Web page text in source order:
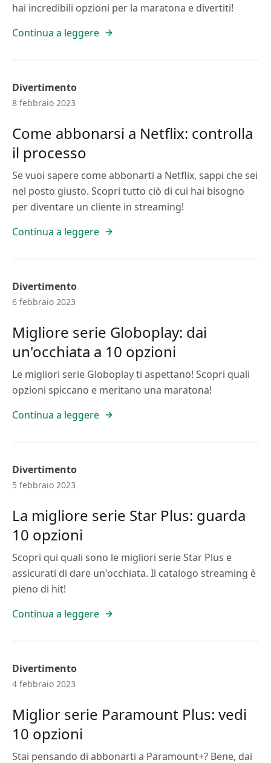
hai incredibili opzioni per la maratona e divertiti!
Continua a leggere
Divertimento
8 febbraio 2023
Come abbonarsi a Netflix: controlla
il processo
Se vuoi sapere come abbonarti a Netflix, sappi che sei
nel posto giusto. Scopri tutto ciò di cui hai bisogno
per diventare un cliente in streaming!
Continua a leggere
Divertimento
6 febbraio 2023
Migliore serie Globoplay: dai
un'occhiata a 10 opzioni
Le migliori serie Globoplay ti aspettano! Scopri quali
opzioni spiccano e meritano una maratona!
Continua a leggere
Divertimento
5 febbraio 2023
La migliore serie Star Plus: guarda
10 opzioni
Scopri qui quali sono le migliori serie Star Plus e
assicurati di dare un'occhiata. Il catalogo streaming è
pieno di hit!
Continua a leggere
Divertimento
4 febbraio 2023
Miglior serie Paramount Plus: vedi
10 opzioni
Stai pensando di abbonarti a Paramount+? Bene, dai